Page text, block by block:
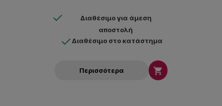
Διαθέσιμο για άμεση
αποστολή
Διαθέσιμο στο κατάστημα
Περισσότερα 